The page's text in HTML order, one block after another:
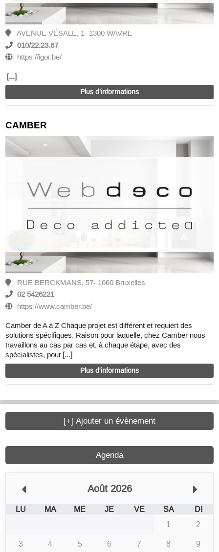
AVENUE VÉSALE, 1- 1300 WAVRE
010/22.23.67
https://igor.be/
[...]
Plus d'informations
CAMBER
RUE BERCKMANS, 57- 1060 Bruxelles
02 5426221
https://www.camber.be/
Camber de A à Z Chaque projet est différent et requiert des
solutions spécifiques. Raison pour laquelle, chez Camber nous
travaillons au cas par cas et, à chaque étape, avec des
spécialistes, pour [...]
Plus d'informations
Agenda
Août 2026
LU MA ME JE VE SA
DI
1
2
3
4 5 6 7 8
9
[+] Ajouter un évènement